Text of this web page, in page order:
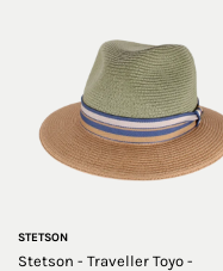
STETSON
Stetson - Traveller Toyo -